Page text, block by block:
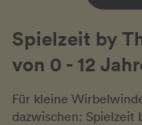
Spielzeit by
von 0 - 12
Für kleine
dazwischen: Spielzeit